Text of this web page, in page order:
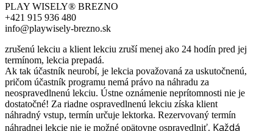
PLAY WISELY® BREZNO
+421 915 936 480
info@playwisely-brezno.sk
zrušenú lekciu a klient lekciu zruší menej ako 24 hodín pred jej
termínom, lekcia prepadá.
Ak tak účastník neurobí, je lekcia považovaná za uskutočnenú,
pričom účastník programu nemá právo na náhradu za
neospravedlnenú lekciu. Ústne oznámenie neprítomnosti nie je
dostatočné! Za riadne ospravedlnenú lekciu získa klient
náhradný vstup, termín určuje lektorka. Rezervovaný termín
náhradnej lekcie nie je možné opätovne ospravedlniť. Každá